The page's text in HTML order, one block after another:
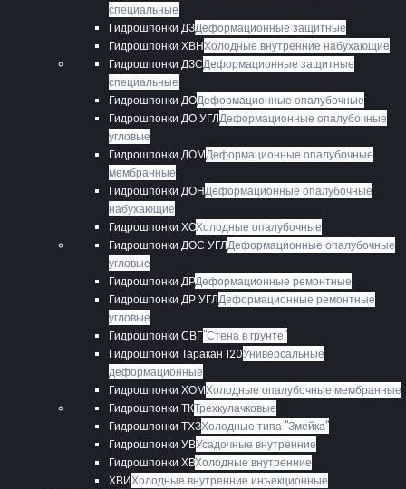
специальные
Гидрошпонки ДЗДеформационные защитные
Гидрошпонки ХВНХолодные внутренние набухающие
Гидрошпонки ДЗСДеформационные защитные
специальные
Гидрошпонки ДОДеформационные опалубочные
Гидрошпонки ДО УГЛДеформационные опалубочные
угловые
Гидрошпонки ДОМДеформационные опалубочные
мембранные
Гидрошпонки ДОНДеформационные опалубочные
набухающие
Гидрошпонки ХОХолодные опалубочные
Гидрошпонки ДОС УГЛДеформационные опалубочные
угловые
Гидрошпонки ДРДеформационные ремонтные
Гидрошпонки ДР УГЛДеформационные ремонтные
угловые
Гидрошпонки СВГ"Стена в грунте"
Гидрошпонки Таракан 120Универсальные
деформационные
Гидрошпонки ХОМХолодные опалубочные мембранные
Гидрошпонки ТКТрехкулачковые
Гидрошпонки ТХЗХолодные типа "Змейка"
Гидрошпонки УВУсадочные внутренние
Гидрошпонки ХВХолодные внутренние
ХВИХолодные внутренние инъекционные